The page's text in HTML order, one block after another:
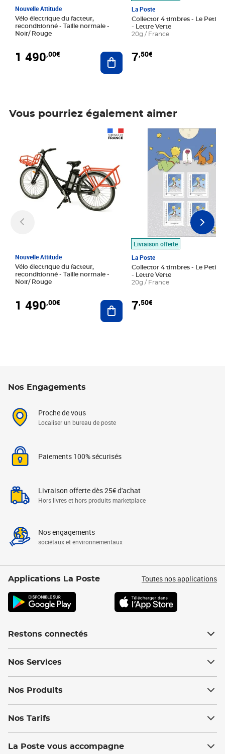
Nouvelle Attitude
Vélo électrique du facteur,
reconditionné - Taille normale -
Noir/ Rouge
1 490,00€ Ajouter au panier
La Poste
Collector 4 timbres - Le Petit
- Lettre Verte
20g / France
7,50€
Vous pourriez également aimer
Nouvelle Attitude
Vélo électrique du facteur,
reconditionné - Taille normale -
Noir/ Rouge
1 490,00€ Ajouter au panier
Livraison offerte
La Poste
Collector 4 timbres - Le Petit
- Lettre Verte
20g / France
7,50€
Prix 7,50€
Nos Engagements
Proche de vous
Localiser un bureau de poste
Paiements 100% sécurisés
Livraison offerte dès 25€ d'achat
Hors livres et hors produits marketplace
Nos engagements
sociétaux et environnementaux
Applications La Poste Toutes nos applications
Restons connectés
Nos Services
Nos Produits
Nos Tarifs
La Poste vous accompagne